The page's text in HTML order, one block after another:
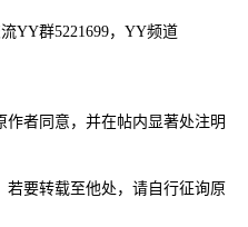
YY群5221699，YY频道
者同意，并在帖内显著处注明
要转载至他处，请自行征询原